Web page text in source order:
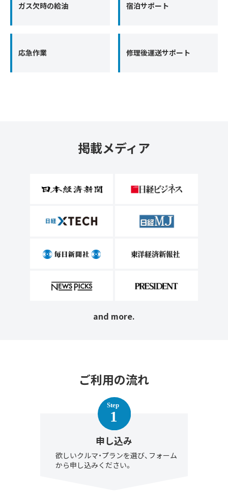
ガス欠時の給油 宿泊サポート
応急作業 修理後運送サポート
掲載メディア
and more.
ご利用の流れ
申し込み
欲しいクルマ・プランを選び、フォーム
から申し込みください。